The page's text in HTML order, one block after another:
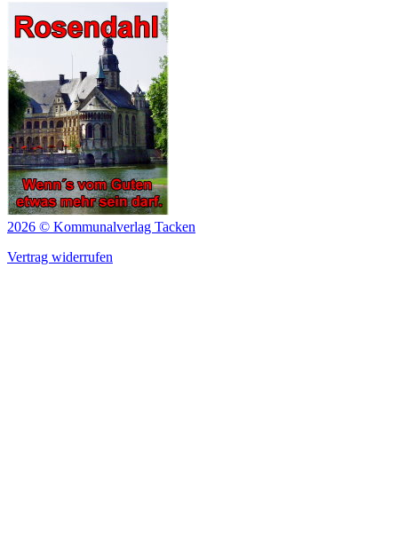
2026 © Kommunalverlag Tacken
Vertrag widerrufen